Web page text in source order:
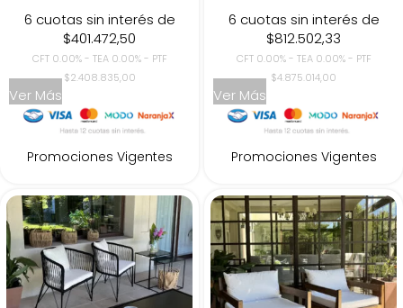
6 cuotas sin interés de
$401.472,50
CFT 0.00% - TEA 0.00% - PTF
$2.408.835,00
Ver Más
Promociones Vigentes
6 cuotas sin interés de
$812.502,33
CFT 0.00% - TEA 0.00% - PTF
$4.875.014,00
Ver Más
Promociones Vigentes